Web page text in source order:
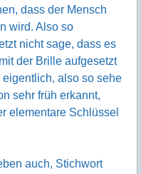
dass der Mensch
wird. Also so
nicht sage, dass es
der Brille aufgesetzt
eigentlich, also so sehe
sehr früh erkannt,
elementare Schlüssel
auch, Stichwort